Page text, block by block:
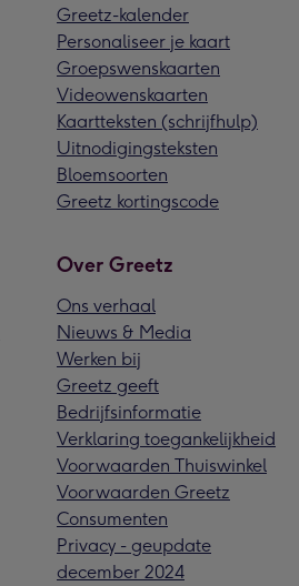
Greetz-kalender
Personaliseer je kaart
Groepswenskaarten
Videowenskaarten
Kaartteksten (schrijfhulp)
Uitnodigingsteksten
Bloemsoorten
Greetz kortingscode
Over Greetz
Ons verhaal
Nieuws & Media
Werken bij
Greetz geeft
Bedrijfsinformatie
Verklaring toegankelijkheid
Voorwaarden Thuiswinkel
Voorwaarden Greetz
Consumenten
Privacy - geupdate
december 2024